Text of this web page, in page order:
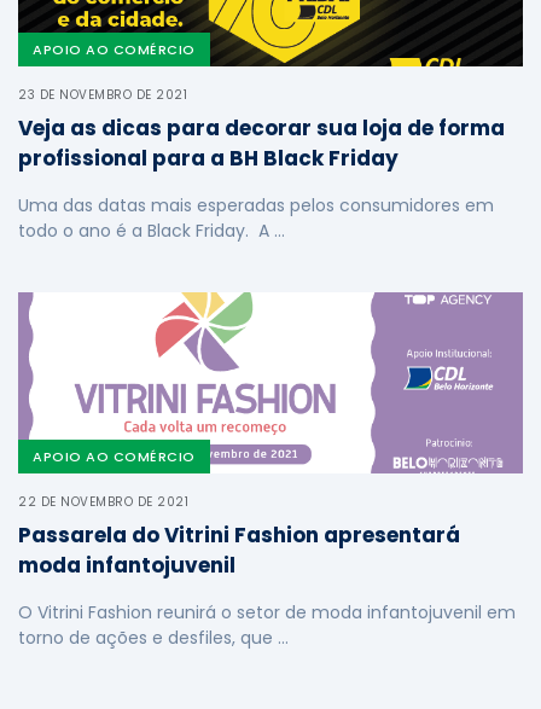
APOIO AO COMÉRCIO
23 DE NOVEMBRO DE 2021
Veja as dicas para decorar sua loja de forma
profissional para a BH Black Friday
Uma das datas mais esperadas pelos consumidores em
todo o ano é a Black Friday. A …
APOIO AO COMÉRCIO
22 DE NOVEMBRO DE 2021
Passarela do Vitrini Fashion apresentará
moda infantojuvenil
O Vitrini Fashion reunirá o setor de moda infantojuvenil em
torno de ações e desfiles, que …